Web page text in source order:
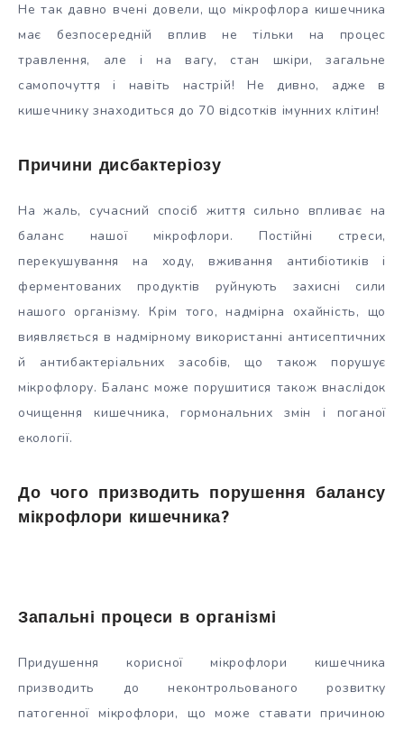
Не так давно вчені довели, що мікрофлора кишечника
має безпосередній вплив не тільки на процес
травлення, але і на вагу, стан шкіри, загальне
самопочуття і навіть настрій! Не дивно, адже в
кишечнику знаходиться до 70 відсотків імунних клітин!
Причини дисбактеріозу
На жаль, сучасний спосіб життя сильно впливає на
баланс нашої мікрофлори. Постійні стреси,
перекушування на ходу, вживання антибіотиків і
ферментованих продуктів руйнують захисні сили
нашого організму. Крім того, надмірна охайність, що
виявляється в надмірному використанні антисептичних
й антибактеріальних засобів, що також порушує
мікрофлору. Баланс може порушитися також внаслідок
очищення кишечника, гормональних змін і поганої
екології.
До чого призводить порушення балансу
мікрофлори кишечника?
Запальні процеси в організмі
Придушення корисної мікрофлори кишечника
призводить до неконтрольованого розвитку
патогенної мікрофлори, що може ставати причиною